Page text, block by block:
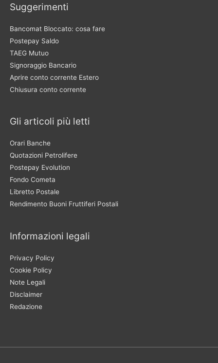
Suggerimenti
Bancomat Bloccato: cosa fare
Postepay Saldo
TAEG Mutuo
Signoraggio Bancario
Aprire conto corrente Estero
Chiusura conto corrente
Gli articoli più letti
Orari Banche
Quotazioni Petrolifere
Postepay Evolution
Fondo Cometa
Libretto Postale
Rendimento Buoni Fruttiferi Postali
Informazioni legali
Privacy Policy
Cookie Policy
Note Legali
Disclaimer
Redazione